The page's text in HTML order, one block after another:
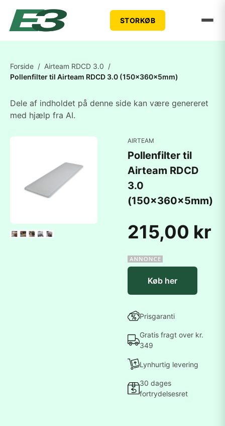
STORKØB
Forside / Airteam RDCD 3.0 /
Pollenfilter til Airteam RDCD 3.0 (150x360x5mm)
Dele af indholdet på denne side kan være genereret
med hjælp fra AI.
AIRTEAM
Pollenfilter til
Airteam RDCD
3.0
(150x360x5mm)
215,00 kr
Køb her
Prisgaranti
Gratis fragt over kr.
349
Lynhurtig levering
30 dages
fortrydelsesret